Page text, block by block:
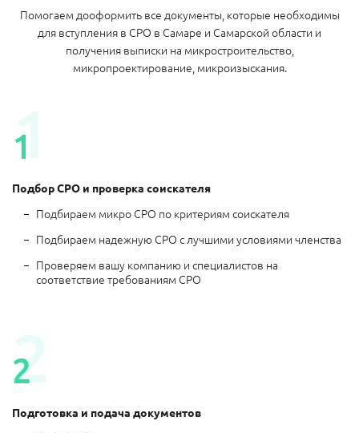
Помогаем дооформить все документы, которые необходимы
для вступления в СРО в Самаре и Самарской области и
получения выписки на микростроительство,
микропроектирование, микроизыскания.
Подбор СРО и проверка соискателя
Подбираем микро СРО по критериям соискателя
Подбираем надежную СРО с лучшими условиями членства
Проверяем вашу компанию и специалистов на
соответствие требованиям СРО
Подготовка и подача документов